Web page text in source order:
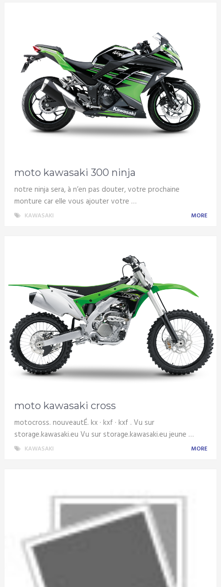
moto kawasaki 300 ninja
notre ninja sera, à n’en pas douter, votre prochaine
monture car elle vous ajouter votre …
KAWASAKI MORE
moto kawasaki cross
motocross. nouveautÉ. kx · kxf · kxf . Vu sur
storage.kawasaki.eu Vu sur storage.kawasaki.eu jeune …
KAWASAKI MORE